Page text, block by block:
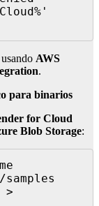
usando AWS
.
para binarios
for Cloud
Blob Storage:
>